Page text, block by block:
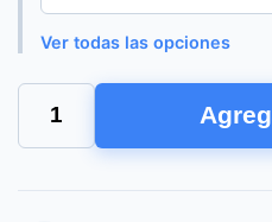
Ver todas las opciones
GENIUS
UH-
545